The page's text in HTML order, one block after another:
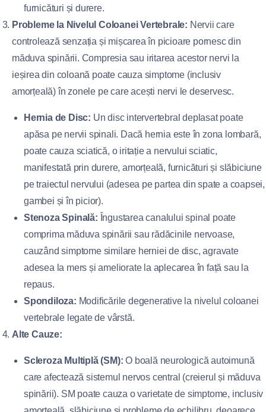
furnicături și durere.
Probleme la Nivelul Coloanei Vertebrale: Nervii care
controlează senzația și mișcarea în picioare pornesc din
măduva spinării. Compresia sau iritarea acestor nervi la
ieșirea din coloană poate cauza simptome (inclusiv
amorțeală) în zonele pe care acești nervi le deservesc.
Hernia de Disc: Un disc intervertebral deplasat poate
apăsa pe nervii spinali. Dacă hernia este în zona lombară,
poate cauza sciatică, o iritație a nervului sciatic,
manifestată prin durere, amorțeală, furnicături și slăbiciune
pe traiectul nervului (adesea pe partea din spate a coapsei,
gambei și în picior).
Stenoza Spinală: Îngustarea canalului spinal poate
comprima măduva spinării sau rădăcinile nervoase,
cauzând simptome similare herniei de disc, agravate
adesea la mers și ameliorate la aplecarea în față sau la
repaus.
Spondiloza: Modificările degenerative la nivelul coloanei
vertebrale legate de vârstă.
Alte Cauze:
Scleroza Multiplă (SM): O boală neurologică autoimună
care afectează sistemul nervos central (creierul și măduva
spinării). SM poate cauza o varietate de simptome, inclusiv